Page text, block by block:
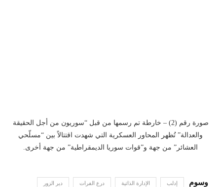
صورة رقم (2) – خارطة تم رسمها من قبل “سوريون من أجل الحقيقة
والعدالة” تُظهر المحاور العسكرية التي شهدت اقتتالاً بين “مسلّحي
العشائر” من جهة و”قوات سوريا الديمقراطية” من جهة أخرى.
إدلب الإدارة الذاتية درع الفرات دير الزور